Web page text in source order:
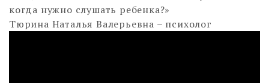
когда нужно слушать ребенка?»
Тюрина Наталья Валерьевна – психолог